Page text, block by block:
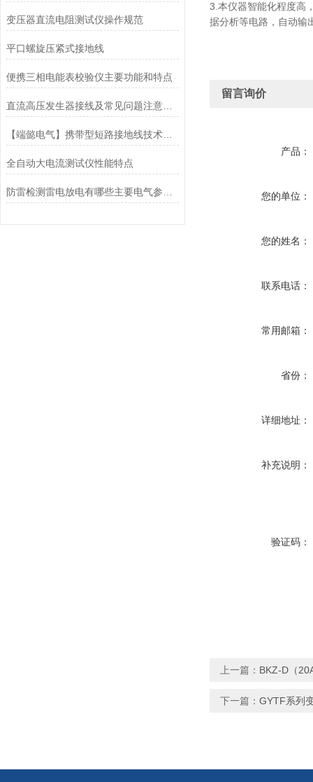
变压器直流电阻测试仪操作规范
平口螺旋压紧式接地线
便携三相电能表校验仪主要功能和特点
直流高压发生器接线及常见问题注意事项
【端懿电气】携带型短路接地线技术参数
全自动大电流测试仪性能特点
3.本仪器智能化程度高
据分析等电路，自动输
留言询价
产品：
您的单位：
您的姓名：
联系电话：
常用邮箱：
省份：
详细地址：
补充说明：
验证码：
上一篇： BKZ-D（
下一篇： GYTF系列